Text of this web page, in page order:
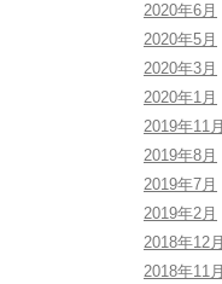
2020年6月
2020年5月
2020年3月
2020年1月
2019年11月
2019年8月
2019年7月
2019年2月
2018年12月
2018年11月